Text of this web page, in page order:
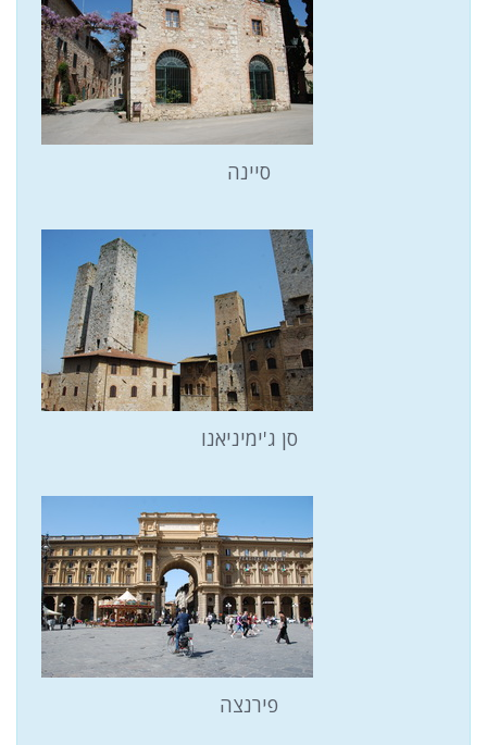
סיינה
סן ג'ימיניאנו
פירנצה